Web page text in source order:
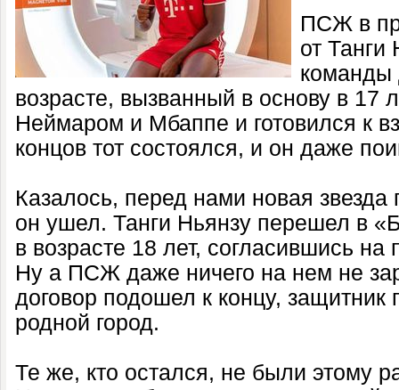
ПСЖ в
от Танги
команды
возрасте, вызванный в основу в 17
Неймаром и Мбаппе и готовился к
концов тот состоялся, и он даже
Казалось, перед нами новая
он ушел. Танги Ньянзу перешел в
в возрасте 18 лет, согласившись
Ну а ПСЖ даже ничего на нем не
договор подошел к концу, защитник
родной город.
Те же, кто остался, не были этому